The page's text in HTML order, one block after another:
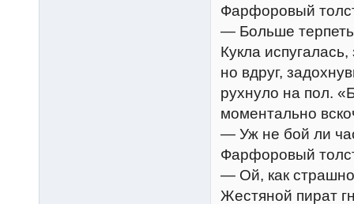
Фарфоровый
— Больше
Кукла
но вдруг,
рухнуло на пол.
моментально
— Уж не бой ли
Фарфоровый
— Ой, как
Жестяной пират